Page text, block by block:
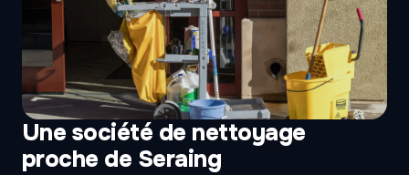
Une société de nettoyage
proche de Seraing